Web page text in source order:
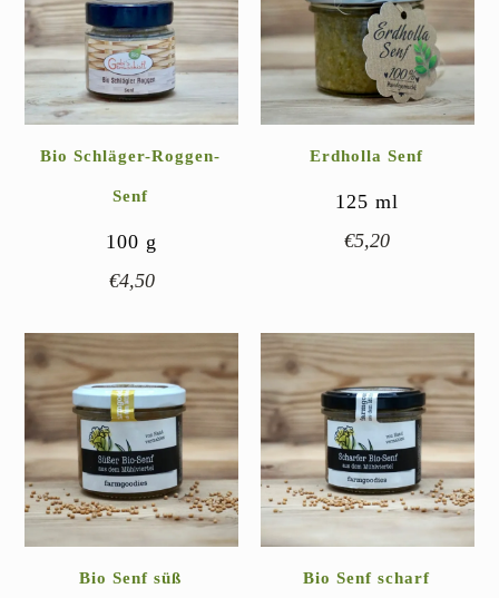
Bio Schläger-Roggen-
Senf
100 g
€4,50
Erdholla Senf
125ml
€5,20
Bio Senf süß Bio Senf scharf